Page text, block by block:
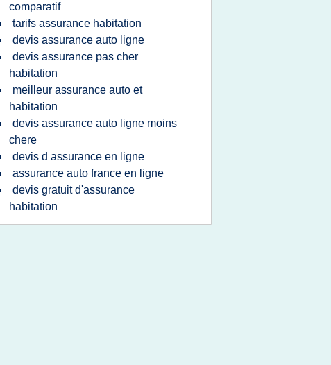
comparatif
tarifs assurance habitation
devis assurance auto ligne
devis assurance pas cher
habitation
meilleur assurance auto et
habitation
devis assurance auto ligne moins
chere
devis d assurance en ligne
assurance auto france en ligne
devis gratuit d'assurance
habitation